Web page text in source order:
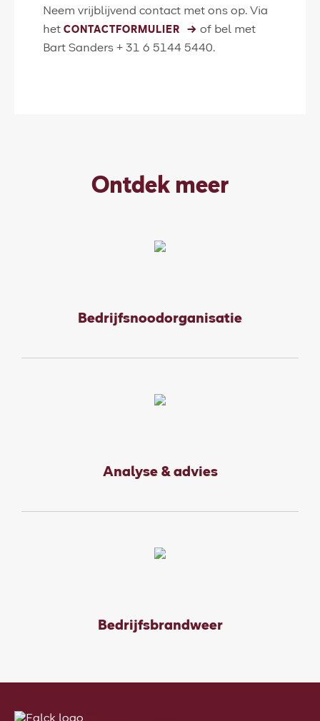
Neem vrijblijvend contact met ons op. Via
het CONTACTFORMULIER
of bel met
Bart Sanders + 31 6 5144 5440.
Ontdek meer
Bedrijfsnoodorganisatie
Analyse & advies
Bedrijfsbrandweer